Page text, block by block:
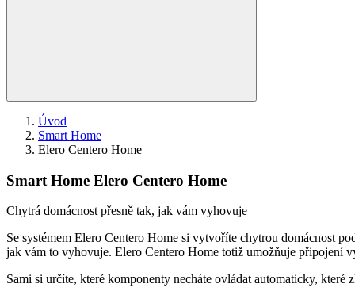
Úvod
Smart Home
Elero Centero Home
Smart Home Elero Centero Home
Chytrá domácnost přesně tak, jak vám vyhovuje
Se systémem Elero Centero Home si vytvoříte chytrou domácnost
jak vám to vyhovuje. Elero Centero Home totiž umožňuje připojení
Sami si určíte, které komponenty necháte ovládat automaticky,